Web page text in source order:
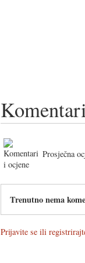
Prosječna
Trenutno nema
Prijavite se ili